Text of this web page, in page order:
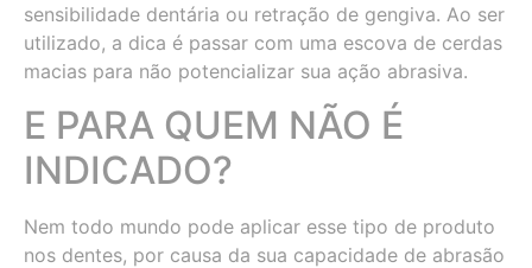
sensibilidade dentária ou retração de gengiva. Ao ser
utilizado, a dica é passar com uma escova de cerdas
macias para não potencializar sua ação abrasiva.
E PARA QUEM NÃO É
INDICADO?
Nem todo mundo pode aplicar esse tipo de produto
nos dentes, por causa da sua capacidade de abrasão